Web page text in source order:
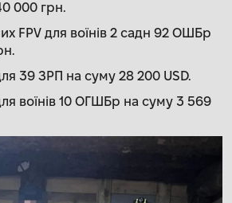
000 грн.
FPV для воїнів 2 садн 92 ОШБр
39 ЗРП на суму 28 200 USD.
воїнів 10 ОГШБр на суму 3 569